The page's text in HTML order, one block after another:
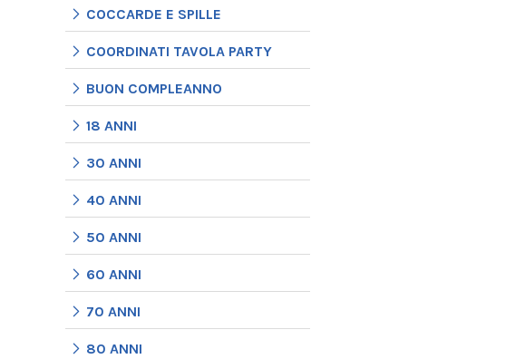
COCCARDE E SPILLE
COORDINATI TAVOLA PARTY
BUON COMPLEANNO
18 ANNI
30 ANNI
40 ANNI
50 ANNI
60 ANNI
70 ANNI
80 ANNI